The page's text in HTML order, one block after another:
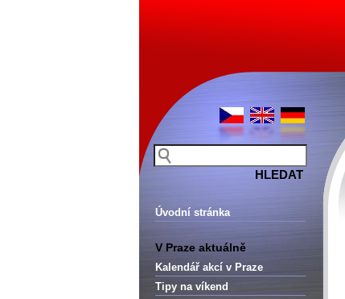
Úvodní stránka
V Praze aktuálně
Kalendář akcí v Praze
Tipy na víkend